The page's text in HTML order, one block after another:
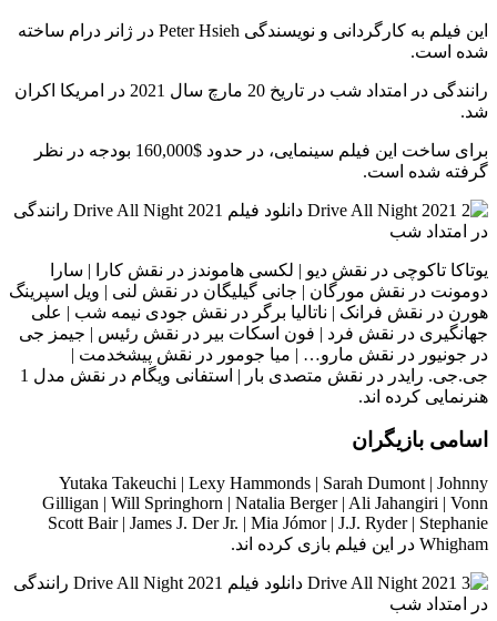
این فیلم به کارگردانی و نویسندگی Peter Hsieh در ژانر درام ساخته
شده است.
رانندگی در امتداد شب در تاریخ 20 مارچ سال 2021 در امریکا اکران
شد.
برای ساخت این فیلم سینمایی، در حدود $160,000 بودجه در نظر
گرفته شده است.
یوتاکا تاکوچی در نقش دیو | لکسی هاموندز در نقش کارا | سارا
دومونت در نقش مورگان | جانی گیلیگان در نقش لنی | ویل اسپرینگ
هورن در نقش فرانک | ناتالیا برگر در نقش جودی نیمه شب | علی
جهانگیری در نقش فرد | فون اسکات بیر در نقش رئیس | جیمز جی
در جونیور در نقش مارو… | میا جومور در نقش پیشخدمت |
جی.جی. رایدر در نقش متصدی بار | استفانی ویگام در نقش مدل 1
هنرنمایی کرده اند.
اسامی بازیگران
Yutaka Takeuchi | Lexy Hammonds | Sarah Dumont | Johnny
Gilligan | Will Springhorn | Natalia Berger | Ali Jahangiri | Vonn
Scott Bair | James J. Der Jr. | Mia Jómor | J.J. Ryder | Stephanie
Whigham در این فیلم بازی کرده اند.